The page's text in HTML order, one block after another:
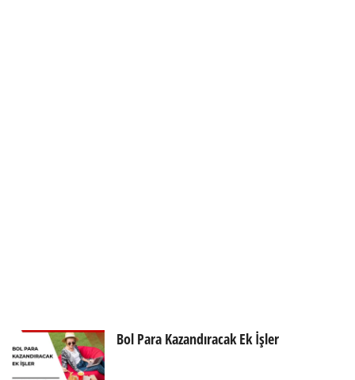
Bol Para Kazandıracak Ek İşler